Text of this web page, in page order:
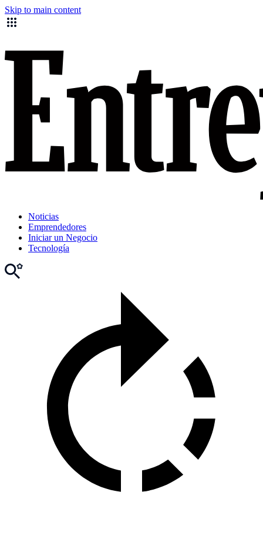
Skip to main content
Noticias
Emprendedores
Iniciar un Negocio
Tecnología